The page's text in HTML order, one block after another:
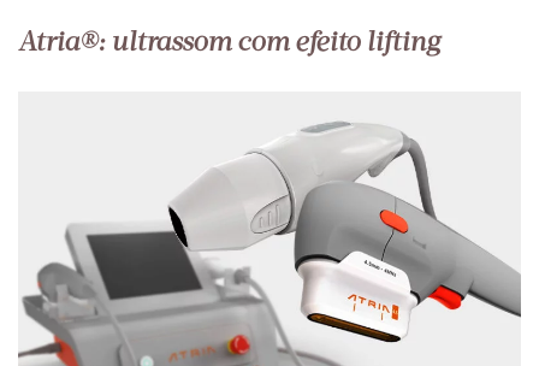
Atria®: ultrassom com efeito lifting